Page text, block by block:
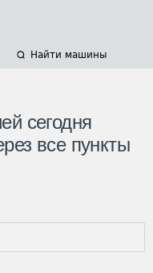
Найти машины
сегодня
все пункты